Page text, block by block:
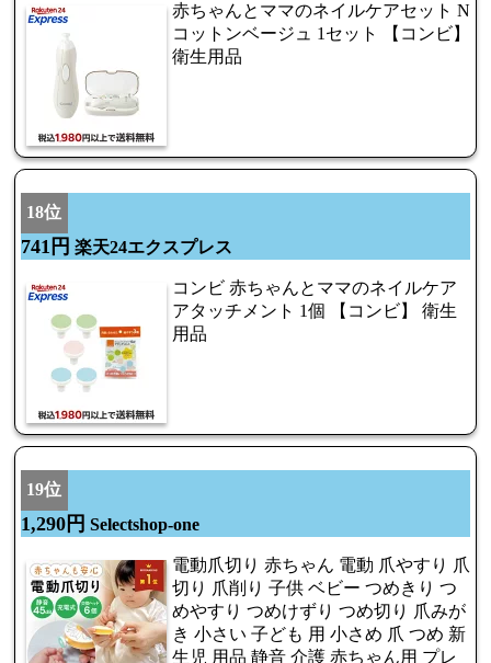
赤ちゃんとママのネイルケアセット N
コットンベージュ 1セット 【コンビ】
衛生用品
18位
741円 楽天24エクスプレス
コンビ 赤ちゃんとママのネイルケア
アタッチメント 1個 【コンビ】 衛生
用品
19位
1,290円 Selectshop-one
電動爪切り 赤ちゃん 電動 爪やすり 爪
切り 爪削り 子供 ベビー つめきり つ
めやすり つめけずり つめ切り 爪みが
き 小さい 子ども 用 小さめ 爪 つめ 新
生児 用品 静音 介護 赤ちゃん用 プレ